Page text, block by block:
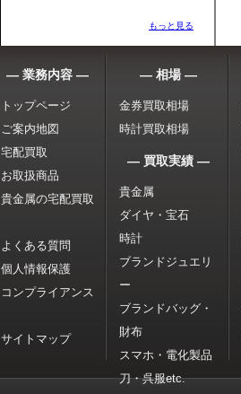
もっと見る
― 業務内容 ―
トップページ
ご案内地図
宅配買取
お取扱商品
貴金属の宅配買取
よくある質問
個人情報保護
コンプライアンス
サイトマップ
― 相場 ―
金券買取相場
時計買取相場
― 買取実績 ―
貴金属
ダイヤ・宝石
時計
ブランドジュエリ
ー
ブランドバッグ・
財布
スマホ・電化製品
刀・呉服etc.